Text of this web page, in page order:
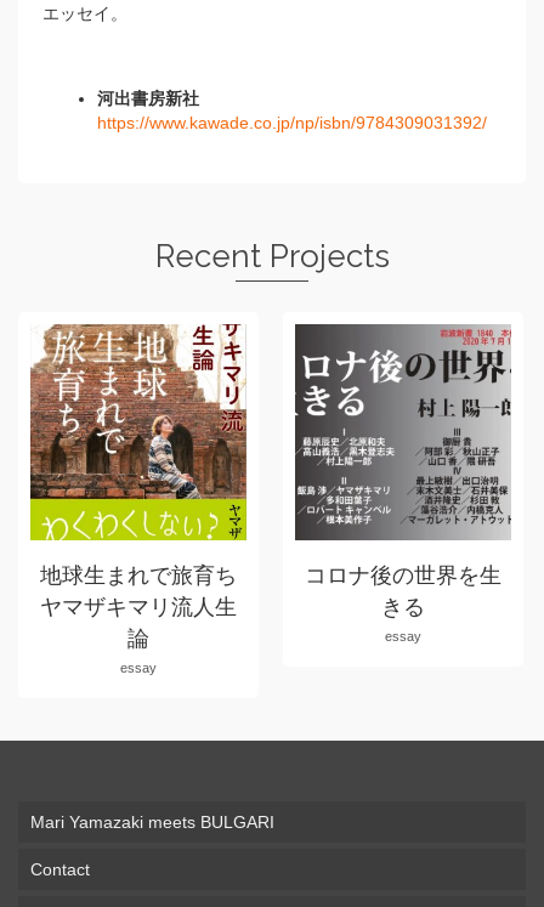
エッセイ。
河出書房新社
https://www.kawade.co.jp/np/isbn/9784309031392/
Recent Projects
地球生まれで旅育ち
ヤマザキマリ流人生
論
essay
コロナ後の世界を生
きる
essay
Mari Yamazaki meets BULGARI
Contact